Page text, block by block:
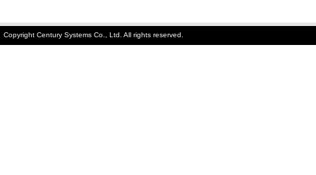
Copyright Century Systems Co., Ltd. All rights reserved.